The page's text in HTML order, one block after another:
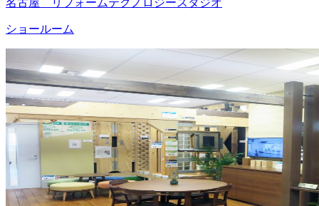
ショールーム